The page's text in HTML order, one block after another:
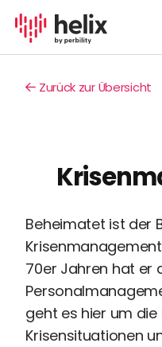
Zurück zur Übersicht
Beheimatet ist der
70er Jahren hat er
geht es hier um
Krisensituationen